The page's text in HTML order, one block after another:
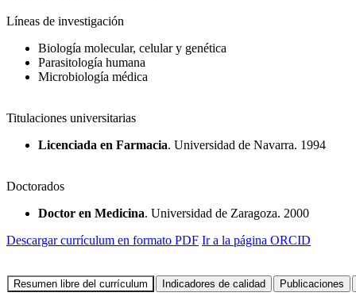
Líneas de investigación
Biología molecular, celular y genética
Parasitología humana
Microbiología médica
Titulaciones universitarias
Licenciada en Farmacia. Universidad de Navarra. 1994
Doctorados
Doctor en Medicina. Universidad de Zaragoza. 2000
Descargar currículum en formato PDF Ir a la página ORCID